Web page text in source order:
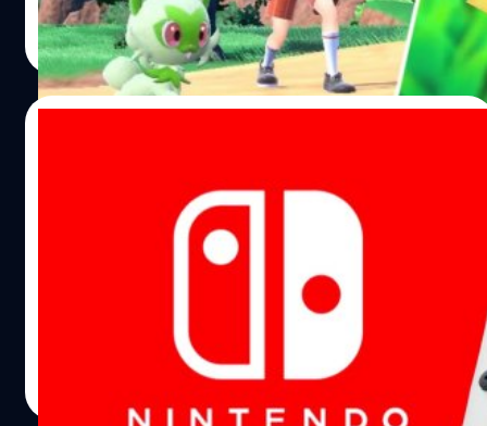
วงศกร ปฐมชัยวัฒน์| 858 days ago
Read More
ฮาร์ดแวร์ และซอฟต์แวร์
ตอนนี้ได้มีการดำเนินการที่จะส่งผลกระทบกับทีมงานทดสอบ
เกม และจะมีหลายคนที่จะถูกเลิกจ้าง ซึ่งทาง Nintendo of
| 863 days ago